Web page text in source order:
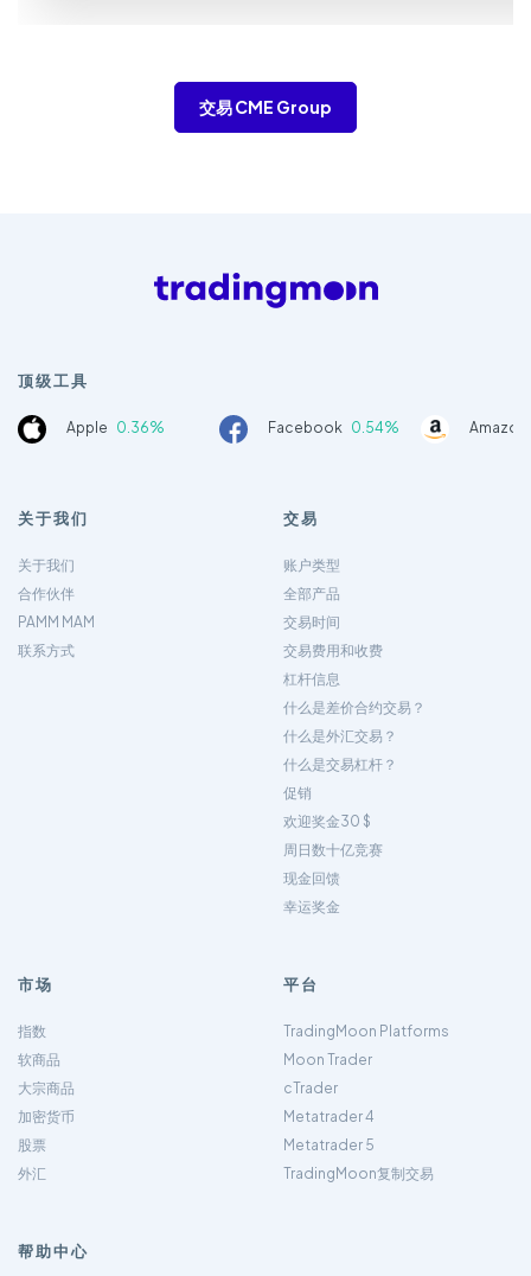
交易 CME Group
顶级工具
Apple 0.36% Facebook 0.54%
关于我们
关于我们
合作伙伴
PAMM MAM
联系方式
交易
账户类型
全部产品
交易时间
交易费用和收费
杠杆信息
什么是差价合约交易？
什么是外汇交易？
什么是交易杠杆？
促销
欢迎奖金30 $
周日数十亿竞赛
现金回馈
幸运奖金
市场
指数
软商品
大宗商品
加密货币
股票
外汇
平台
TradingMoon Platforms
Moon Trader
cTrader
Metatrader 4
Metatrader 5
TradingMoon复制交易
帮助中心